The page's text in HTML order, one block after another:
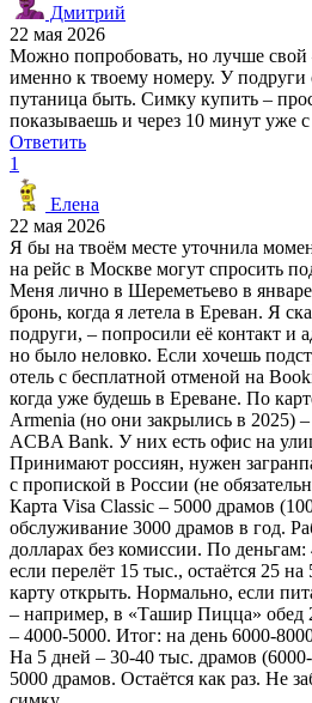
Дмитрий
22 мая 2026
Можно попробовать, но лучше свой
именно к твоему номеру. У подруги
путаница быть. Симку купить –
показываешь и через 10 минут уже
Ответить
1
Елена
22 мая 2026
Я бы на твоём месте уточнила
на рейс в Москве могут спросить
Меня лично в Шереметьево в
бронь, когда я летела в Ереван. Я
подруги, – попросили её контакт и
но было неловко. Если хочешь
отель с бесплатной отменой на
когда уже будешь в Ереване. По
Armenia (но они закрылись в 2025)
ACBA Bank. У них есть офис на
Принимают россиян, нужен
с пропиской в России (не
Карта Visa Classic – 5000 драмов
обслуживание 3000 драмов в год.
долларах без комиссии. По
если перелёт 15 тыс., остаётся 25
карту открыть. Нормально, если
– например, в «Ташир Пицца» обед
– 4000-5000. Итог: на день 6000-
На 5 дней – 30-40 тыс. драмов
5000 драмов. Остаётся как раз. Не